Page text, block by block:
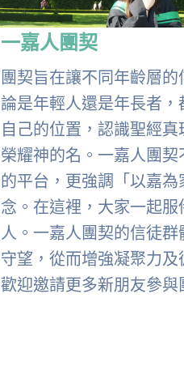
一嘉人團契
團契旨在讓不同年齡層
論是年輕人還是年長者
自己的位置，認識聖經真
榮耀神的名。一嘉人團
的平台，更強調「以嘉
念。在這裡，大家一起
人。一嘉人團契的信徒
守望，從而增強凝聚力及
歡迎邀請更多新朋友參與